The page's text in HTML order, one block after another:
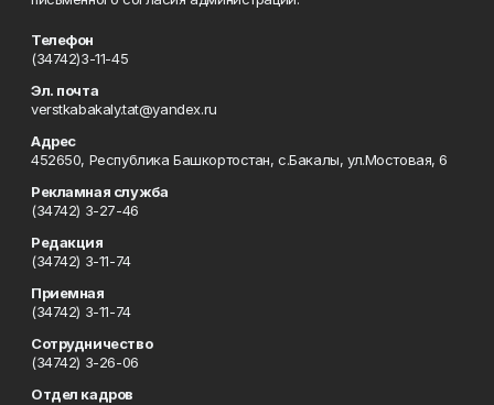
Телефон
(34742)3-11-45
Эл. почта
verstkabakaly.tat@yandex.ru
Адрес
452650, Республика Башкортостан, с.Бакалы, ул.Мостовая, 6
Рекламная служба
(34742) 3-27-46
Редакция
(34742) 3-11-74
Приемная
(34742) 3-11-74
Сотрудничество
(34742) 3-26-06
Отдел кадров